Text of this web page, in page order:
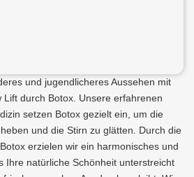
und jugendlicheres Aussehen mit
Lift durch Botox. Unsere erfahrenen
setzen Botox gezielt ein, um die
und die Stirn zu glätten. Durch die
erzielen wir ein harmonisches und
Ihre natürliche Schönheit unterstreicht